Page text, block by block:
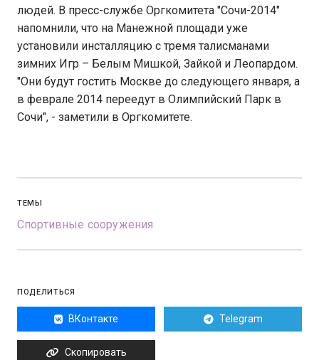
людей. В пресс-службе Оргкомитета "Сочи-2014"
напомнили, что на Манежной площади уже
установили инсталляцию с тремя талисманами
зимних Игр – Белым Мишкой, Зайкой и Леопардом.
"Они будут гостить Москве до следующего января, а
в феврале 2014 переедут в Олимпийский Парк в
Сочи", - заметили в Оргкомитете.
ТЕМЫ
Спортивные сооружения
ПОДЕЛИТЬСЯ
ВКонтакте Telegram
Скопировать